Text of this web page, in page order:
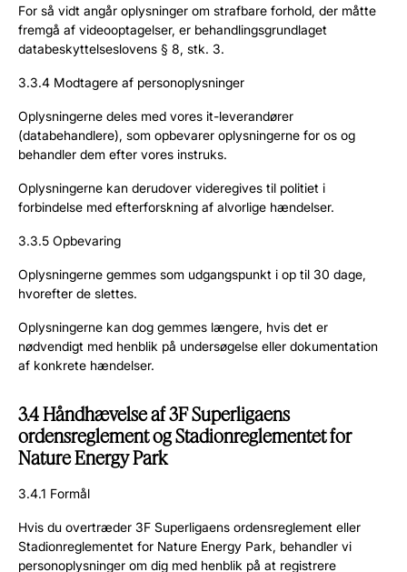
For så vidt angår oplysninger om strafbare forhold, der måtte
fremgå af videooptagelser, er behandlingsgrundlaget
databeskyttelseslovens § 8, stk. 3.
3.3.4 Modtagere af personoplysninger
Oplysningerne deles med vores it-leverandører
(databehandlere), som opbevarer oplysningerne for os og
behandler dem efter vores instruks.
Oplysningerne kan derudover videregives til politiet i
forbindelse med efterforskning af alvorlige hændelser.
3.3.5 Opbevaring
Oplysningerne gemmes som udgangspunkt i op til 30 dage,
hvorefter de slettes.
Oplysningerne kan dog gemmes længere, hvis det er
nødvendigt med henblik på undersøgelse eller dokumentation
af konkrete hændelser.
3.4 Håndhævelse af 3F Superligaens
ordensreglement og Stadionreglementet for
Nature Energy Park
3.4.1 Formål
Hvis du overtræder 3F Superligaens ordensreglement eller
Stadionreglementet for Nature Energy Park, behandler vi
personoplysninger om dig med henblik på at registrere